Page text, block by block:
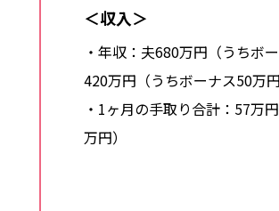
＜収入＞
・年収：夫680万円（うちボ
420万円（うちボーナス50万円
・1ヶ月の手取り合計：57万
万円）